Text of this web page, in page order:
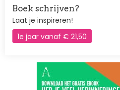
Boek schrijven?
Laat je inspireren!
1e jaar vanaf € 21,50